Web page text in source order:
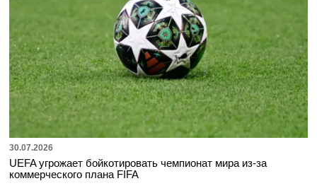
30.07.2026
UEFA угрожает бойкотировать чемпионат мира из-за
коммерческого плана FIFA